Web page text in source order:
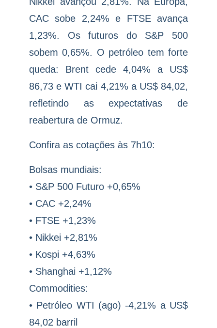
CAC sobe 2,24% e FTSE avança
1,23%. Os futuros do S&P 500
sobem 0,65%. O petróleo tem forte
queda: Brent cede 4,04% a US$
86,73 e WTI cai 4,21% a US$ 84,02,
refletindo as expectativas de
reabertura de Ormuz.
Confira as cotações às 7h10:
Bolsas mundiais:
• S&P 500 Futuro +0,65%
• CAC +2,24%
• FTSE +1,23%
• Nikkei +2,81%
• Kospi +4,63%
• Shanghai +1,12%
Commodities:
• Petróleo WTI (ago) -4,21% a US$
84,02 barril